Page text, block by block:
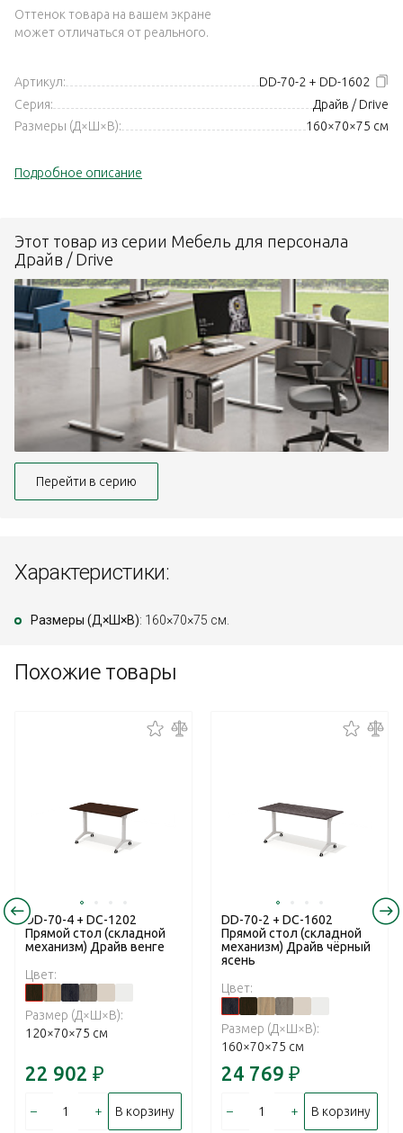
Оттенок товара на вашем экране
может отличаться от реального.
Артикул:
DD-70-2 + DD-1602
Серия:
Драйв / Drive
Размеры (Д×Ш×В):
160×70×75 см
Подробное описание
Этот товар из серии Мебель для персонала
Драйв / Drive
Перейти в серию
Характеристики:
Размеры (Д×Ш×В): 160×70×75 см.
Похожие товары
DD-70-4 + DC-1202
Прямой стол (складной
механизм) Драйв венге
Цвет:
Размер (Д×Ш×В):
120×70×75 см
22 902 ₽
– + В корзину
DD-70-2 + DC-1602
Прямой стол (складной
механизм) Драйв чёрный
ясень
Цвет:
Размер (Д×Ш×В):
160×70×75 см
24 769 ₽
– + В корзину